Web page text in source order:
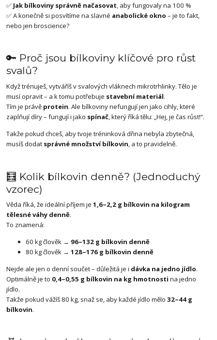
✅ Jak bílkoviny správně načasovat, aby fungovaly na 100 %
✅ A konečně si posvítíme na slavné anabolické okno – je to fakt,
nebo jen broscience?
🔑 Proč jsou bílkoviny klíčové pro růst
svalů?
Když trénuješ, vytváříš v svalových vláknech mikrotrhlinky. Tělo je
musí opravit – a k tomu potřebuje stavební materiál.
Tím je právě protein. Ale bílkoviny nefungují jen jako cihly, které
zaplňují díry – fungují i jako spínač, který říká tělu: „Hej, je čas růst!“.
Takže pokud chceš, aby tvoje tréninková dřina nebyla zbytečná,
musíš dodat správné množství bílkovin, a to pravidelně.
🧮 Kolik bílkovin denně? (Jednoduchý
vzorec)
Věda říká, že ideální příjem je1,6–2,2 g bílkovin na kilogram
tělesné váhy denně.
To znamená:
60 kg člověk → 96–132 g bílkovin denně
80 kg člověk →128–176 g bílkovin denně
Nejde ale jen o denní součet – důležitá je i dávka na jedno jídlo.
Optimálně je to 0,4–0,55 g bílkovin na kg hmotnosti na jedno
jídlo.
Takže pokud vážíš 80 kg, snaž se, aby každé jídlo mělo32–44 g
bílkovin.